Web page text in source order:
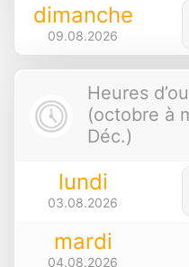
dimanche
09.08.2026
Heures
(octobre à
Déc.)
lundi
03.08.2026
mardi
04.08.2026